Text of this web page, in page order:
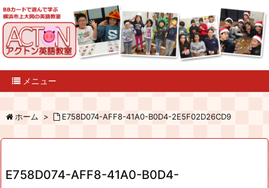
メニュー
ホーム > E758D074-AFF8-41A0-B0D4-2E5F02D26CD9
E758D074-AFF8-41A0-B0D4-